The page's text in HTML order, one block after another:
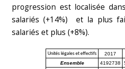
progression est localisée
salariés (+14%) et la plus
salariés et plus (+8%).
Unités légales et effectifs 2017
Ensemble
4192738